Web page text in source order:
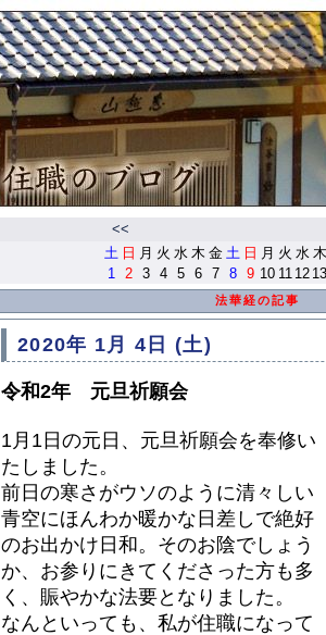
<<
土 日 月 火 水 木 金 土 日 月 火 水 木
1
2 3 4 5 6 7 8 9 10 11 12 13
法華経の記事
2020年 1月 4日 (土)
令和2年 元旦祈願会
1月1日の元日、元旦祈願会を奉修い
たしました。
前日の寒さがウソのように清々しい
青空にほんわか暖かな日差しで絶好
のお出かけ日和。そのお陰でしょう
か、お参りにきてくださった方も多
く、賑やかな法要となりました。
なんといっても、私が住職になって